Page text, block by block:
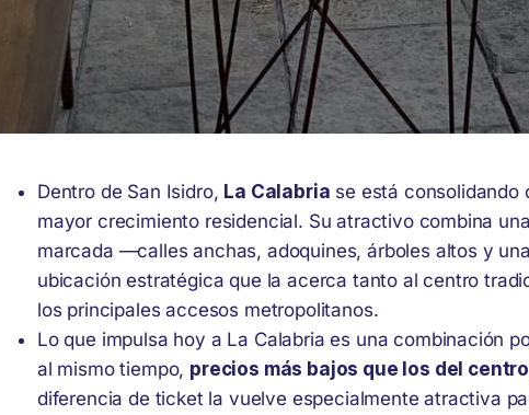
Dentro de San Isidro, La Calabria se está consolidando
mayor crecimiento residencial. Su atractivo combina
marcada —calles anchas, adoquines, árboles altos y
ubicación estratégica que la acerca tanto al centro
los principales accesos metropolitanos.
Lo que impulsa hoy a La Calabria es una combinación
al mismo tiempo, precios más bajos que los del
diferencia de ticket la vuelve especialmente atractiva